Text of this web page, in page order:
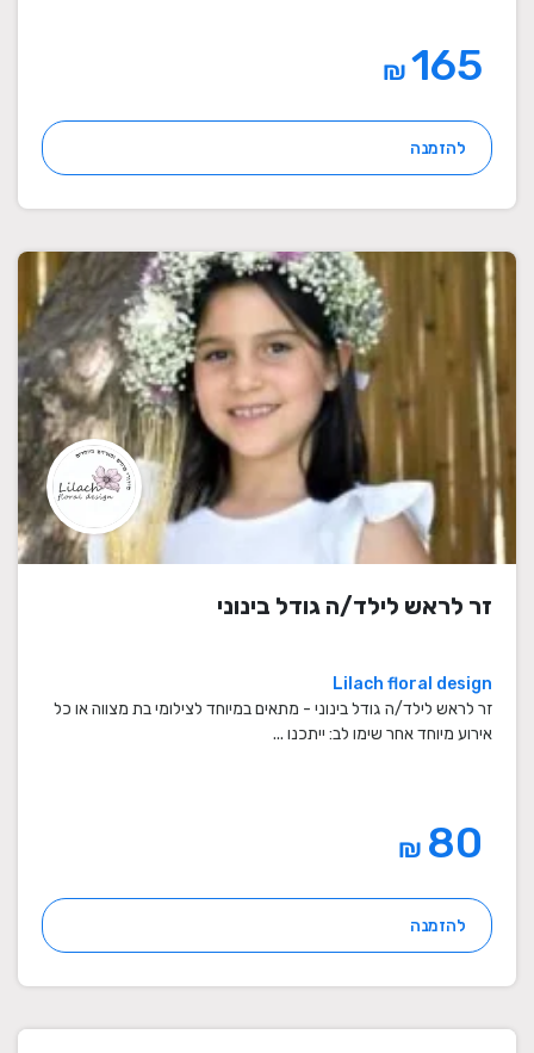
₪
להזמנה
זר לראש לילד/ה גודל בינוני
Lilach floral design
זר לראש לילד/ה גודל בינוני - מתאים במיוחד לצילומי בת מצווה או כל
אירוע מיוחד אחר שימו לב: ייתכנו ...
₪
להזמנה